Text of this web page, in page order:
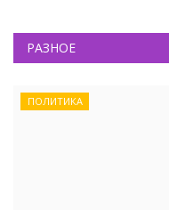
РАЗНОЕ
ПОЛИТИКА